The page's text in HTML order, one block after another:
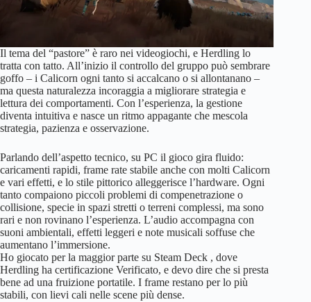
Il tema del “pastore” è raro nei videogiochi, e Herdling lo
tratta con tatto. All’inizio il controllo del gruppo può sembrare
goffo – i Calicorn ogni tanto si accalcano o si allontanano –
ma questa naturalezza incoraggia a migliorare strategia e
lettura dei comportamenti. Con l’esperienza, la gestione
diventa intuitiva e nasce un ritmo appagante che mescola
strategia, pazienza e osservazione.
Parlando dell’aspetto tecnico, su PC il gioco gira fluido:
caricamenti rapidi, frame rate stabile anche con molti Calicorn
e vari effetti, e lo stile pittorico alleggerisce l’hardware. Ogni
tanto compaiono piccoli problemi di compenetrazione o
collisione, specie in spazi stretti o terreni complessi, ma sono
rari e non rovinano l’esperienza. L’audio accompagna con
suoni ambientali, effetti leggeri e note musicali soffuse che
aumentano l’immersione.
Ho giocato per la maggior parte su Steam Deck , dove
Herdling ha certificazione Verificato, e devo dire che si presta
bene ad una fruizione portatile. I frame restano per lo più
stabili, con lievi cali nelle scene più dense.